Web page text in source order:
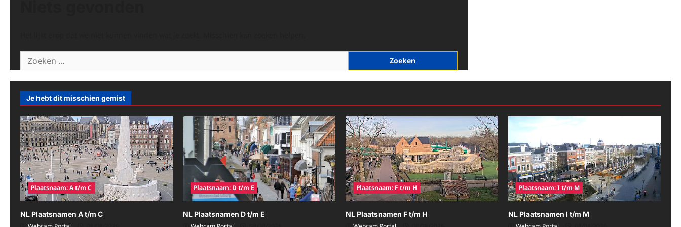
Zoeken
naar:
Je hebt dit misschien gemist
Plaatsnaam: A t/m C
NL Plaatsnamen A t/m C
Plaatsnaam: D t/m E
NL Plaatsnamen D t/m E
Plaatsnaam: F t/m H
NL Plaatsnamen F t/m H
Plaatsnaam: I t/m M
NL Plaatsnamen I t/m M